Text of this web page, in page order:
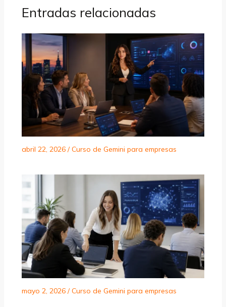
Entradas relacionadas
abril 22, 2026 /Curso de Gemini para empresas
mayo 2, 2026 /Curso de Gemini para empresas